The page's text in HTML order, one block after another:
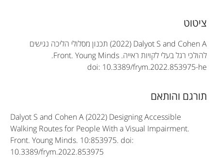
A
r
t
i
c
ציטוט
(2022) Dalyot S and Cohen Aתכנון מסלולי הליכה נגישים
להולכי רגל בעלי לקויות ראייה. Front. Young Minds
.
doi: 10.3389/frym.2022.853975-he
תורגם והותאם
Dalyot S and Cohen A (2022) Designing Accessible
Walking Routes for People With a Visual Impairment.
Front. Young Minds. 10:853975. doi:
10.3389/frym.2022.853975